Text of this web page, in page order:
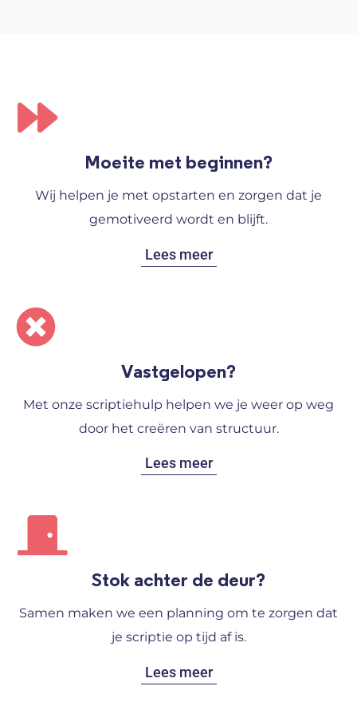
Moeite met beginnen?
Wij helpen je met opstarten en zorgen dat je
gemotiveerd wordt en blijft.
Lees meer
Vastgelopen?
Met onze scriptiehulp helpen we je weer op weg
door het creëren van structuur.
Lees meer
Stok achter de deur?
Samen maken we een planning om te zorgen dat
je scriptie op tijd af is.
Lees meer